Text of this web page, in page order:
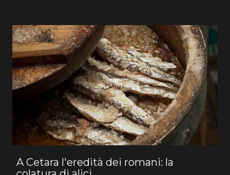
A Cetara l'eredità dei romani: la